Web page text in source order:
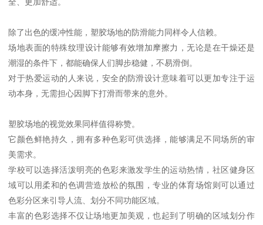
除了出色的缓冲性能，塑胶场地的防滑能力同样令人信赖。
场地表面的特殊纹理设计能够有效增加摩擦力，无论是在干燥还是
潮湿的条件下，都能确保人们脚步稳健，不易滑倒。
对于热爱运动的人来说，安全的防滑设计意味着可以更加专注于运
动本身，无需担心因脚下打滑而带来的意外。
塑胶场地的视觉效果同样值得称赞。
它颜色鲜艳持久，拥有多种色彩可供选择，能够满足不同场所的审
美需求。
学校可以选择活泼明亮的色彩来激发学生的运动热情，社区健身区
域可以用柔和的色调营造放松的氛围，专业的体育场馆则可以通过
色彩分区来引导人流、划分不同功能区域。
丰富的色彩选择不仅让场地更加美观，也起到了明确的区域划分作